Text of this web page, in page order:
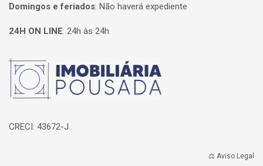
Domingos e feriados: Não haverá expediente
24H ON LINE: 24h às 24h
Página inicial
CRECI: 43672-J
⚖️ Aviso Legal